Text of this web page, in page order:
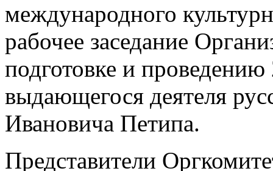
международного
рабочее заседание
подготовке и
выдающегося деятеля
Ивановича Петипа.
Представители